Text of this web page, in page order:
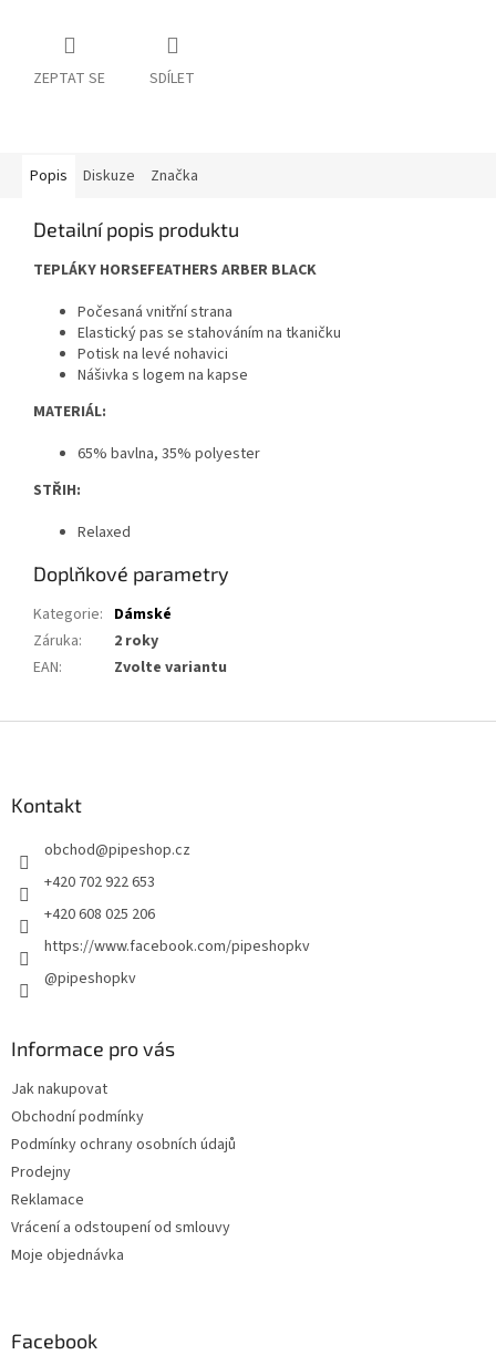
ZEPTAT SE SDÍLET
Popis Diskuze Značka
Detailní popis produktu
TEPLÁKY HORSEFEATHERS ARBER BLACK
Počesaná vnitřní strana
Elastický pas se stahováním na tkaničku
Potisk na levé nohavici
Nášivka s logem na kapse
MATERIÁL:
65% bavlna, 35% polyester
STŘIH:
Relaxed
Doplňkové parametry
Kategorie: Dámské
Záruka:
2 roky
EAN: Zvolte variantu
Kontakt
obchod@pipeshop.cz
+420 702 922 653
+420 608 025 206
https://www.facebook.com/pipeshopkv
@pipeshopkv
Informace pro vás
Jak nakupovat
Obchodní podmínky
Podmínky ochrany osobních údajů
Prodejny
Reklamace
Vrácení a odstoupení od smlouvy
Moje objednávka
Facebook